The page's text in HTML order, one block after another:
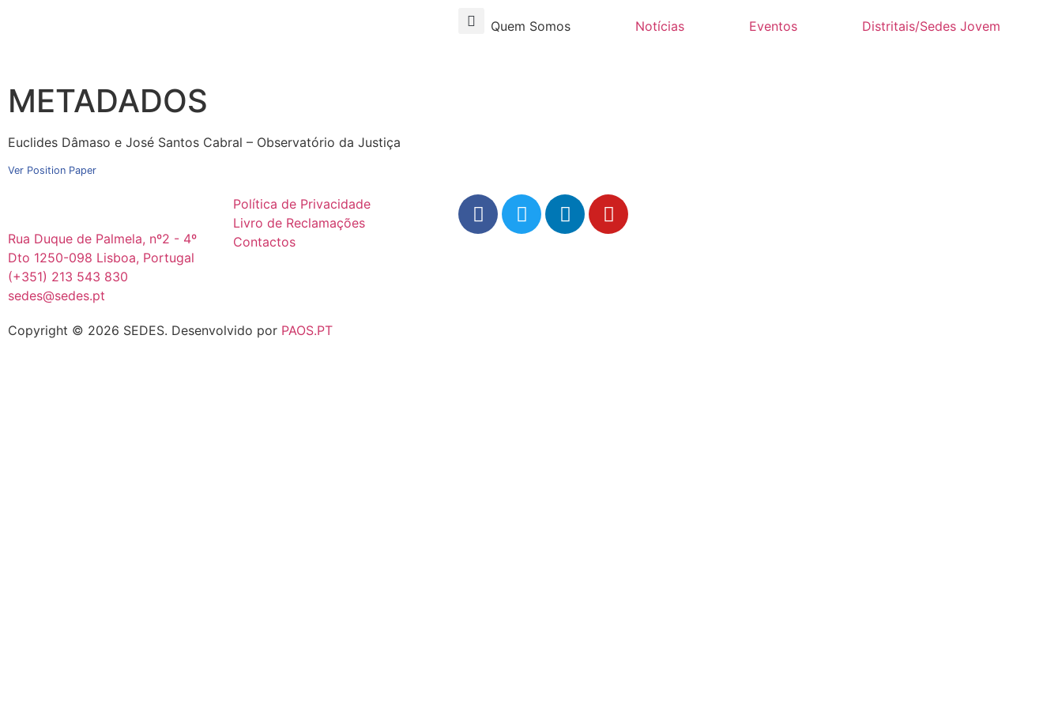
Quem Somos Notícias Eventos Distritais/Sedes Jovem
METADADOS
Euclides Dâmaso e José Santos Cabral – Observatório da Justiça
Ver Position Paper
Rua Duque de Palmela, nº2 - 4º
Dto 1250-098 Lisboa, Portugal
(+351) 213 543 830
sedes@sedes.pt
Política de Privacidade
Livro de Reclamações
Contactos
Copyright © 2026 SEDES. Desenvolvido por PAOS.PT